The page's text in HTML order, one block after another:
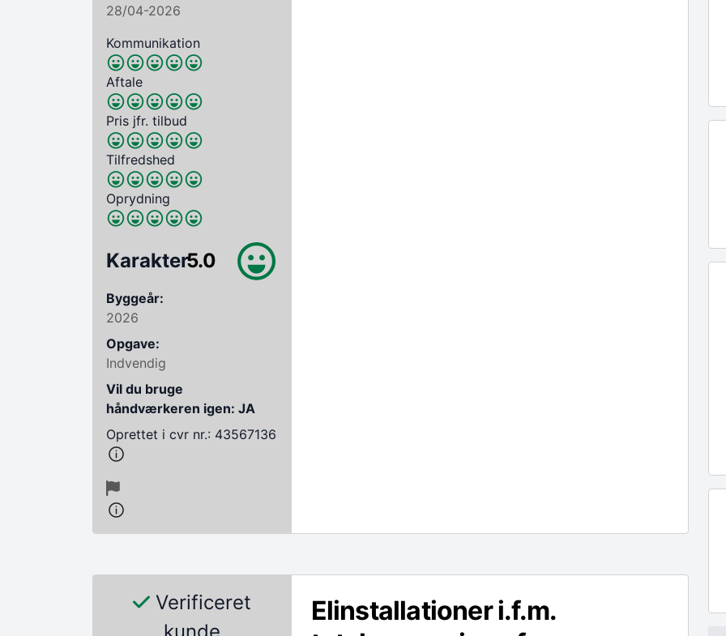
28/04-2026
Kommunikation
Aftale
Pris jfr. tilbud
Tilfredshed
Oprydning
Karakter5.0
Byggeår:
2026
Opgave:
Indvendig
Vil du bruge
håndværkeren igen: JA
Oprettet i cvr nr.: 43567136
Verificeret
Elinstallationer i.f.m.